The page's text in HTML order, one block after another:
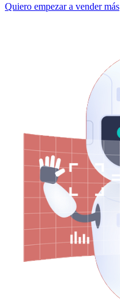
Quiero empezar a vender más